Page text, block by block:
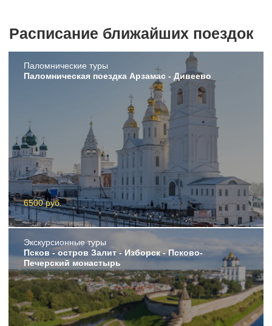
Расписание ближайших поездок
Пaломнические туры
Паломническая поездка Арзамас - Дивеево
6500 руб.
Экскурсионные туры
Псков - остров Залит - Изборск - Псково-
Печерский монастырь